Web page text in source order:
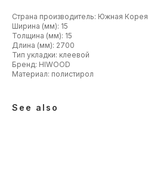
Страна производитель: Южная Корея
Ширина (мм): 15
Толщина (мм): 15
Длина (мм): 2700
Тип укладки: клеевой
Бренд: HIWOOD
Материал: полистирол
See also